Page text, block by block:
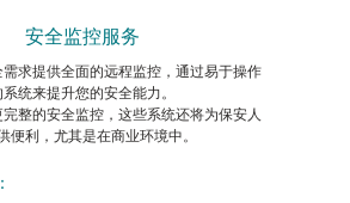
安全监控服务
求提供全面的远程监控，通过易于操作
系统来提升您的安全能力。
整的安全监控，这些系统还将为保安人
便利，尤其是在商业环境中。